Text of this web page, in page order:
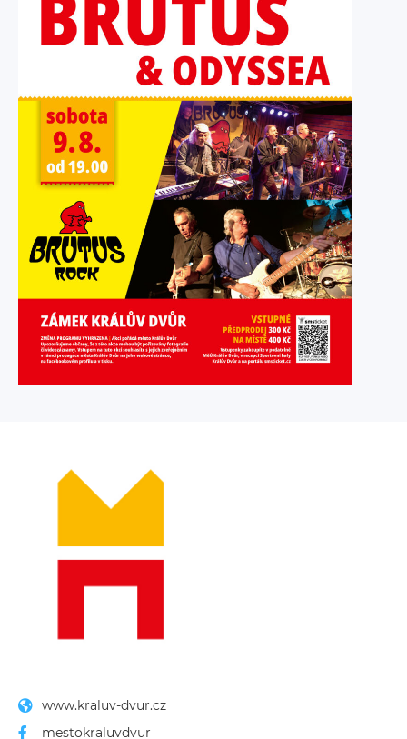
www.kraluv-dvur.cz
mestokraluvdvur